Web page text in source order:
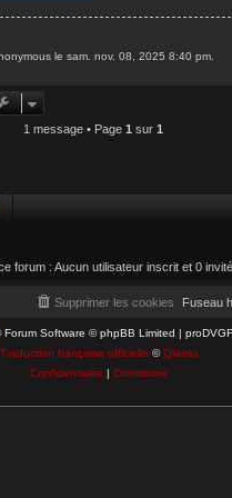
le sam. nov. 08, 2025 8:40 pm.
1 message • Page 1 sur 1
forum : Aucun utilisateur inscrit et 0 invité
Fuseau
Supprimer les cookies
Forum Software © phpBB Limited |
Traduction française officielle ©Qiaeru
Confidentialité | Conditions